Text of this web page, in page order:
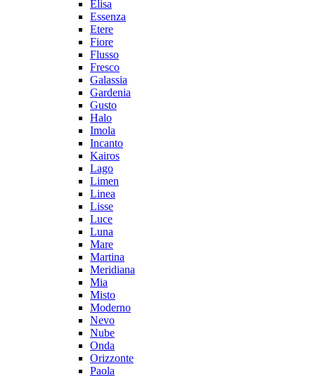
Elisa
Essenza
Etere
Fiore
Flusso
Fresco
Galassia
Gardenia
Gusto
Halo
Imola
Incanto
Kairos
Lago
Limen
Linea
Lisse
Luce
Luna
Mare
Martina
Meridiana
Mia
Misto
Moderno
Nevo
Nube
Onda
Orizzonte
Paola